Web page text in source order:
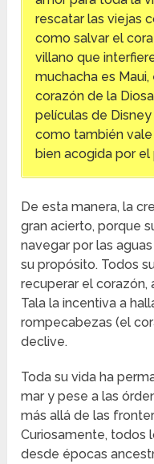
rescatar las viejas
como salvar el
villano que
muchacha es
corazón de la
películas de
como también
bien acogida por el
De esta manera, la
gran acierto, porque
navegar por las
su propósito. Todos
recuperar el corazón,
Tala la incentiva a
rompecabezas (el
declive.
Toda su vida ha
mar y pese a las
más allá de las
Curiosamente, todos
desde épocas